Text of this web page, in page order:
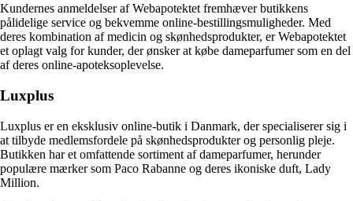
Kundernes anmeldelser af Webapotektet fremhæver butikkens
pålidelige service og bekvemme online-bestillingsmuligheder. Med
deres kombination af medicin og skønhedsprodukter, er Webapotektet
et oplagt valg for kunder, der ønsker at købe dameparfumer som en del
af deres online-apoteksoplevelse.
Luxplus
Luxplus er en eksklusiv online-butik i Danmark, der specialiserer sig i
at tilbyde medlemsfordele på skønhedsprodukter og personlig pleje.
Butikken har et omfattende sortiment af dameparfumer, herunder
populære mærker som Paco Rabanne og deres ikoniske duft, Lady
Million.